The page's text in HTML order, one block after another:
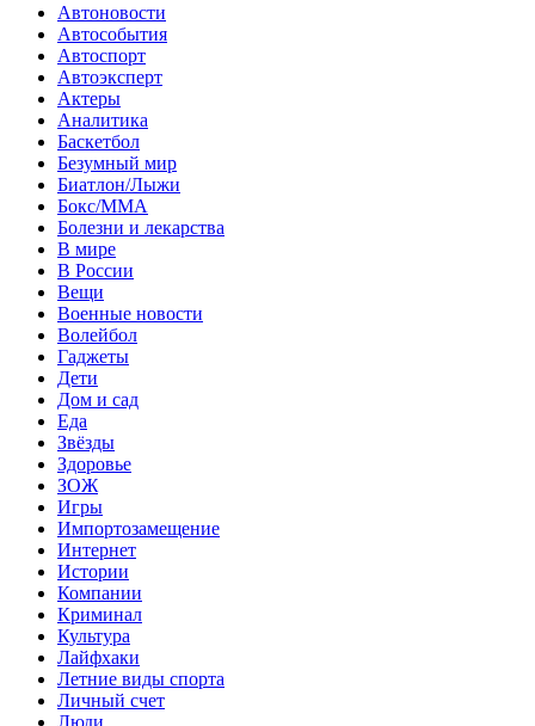
Автоновости
Автособытия
Автоспорт
Автоэксперт
Актеры
Аналитика
Баскетбол
Безумный мир
Биатлон/Лыжи
Бокс/MMA
Болезни и лекарства
В мире
В России
Вещи
Военные новости
Волейбол
Гаджеты
Дети
Дом и сад
Еда
Звёзды
Здоровье
ЗОЖ
Игры
Импортозамещение
Интернет
Истории
Компании
Криминал
Культура
Лайфхаки
Летние виды спорта
Личный счет
Люди